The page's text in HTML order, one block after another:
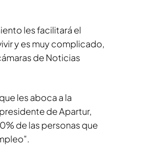
les facilitará el
y es muy complicado,
de Noticias
les aboca a la
de Apartur,
de las personas que